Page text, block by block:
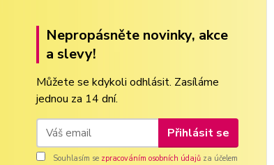
Nepropásněte novinky, akce
a slevy!
Můžete se kdykoli odhlásit. Zasíláme
jednou za 14 dní.
Přihlásit se
Souhlasím se zpracováním osobních údajů za účelem